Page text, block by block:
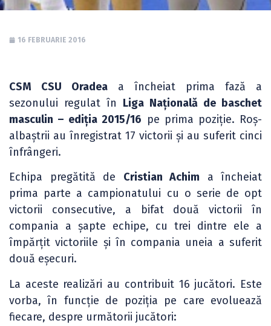
16 FEBRUARIE 2016
CSM CSU Oradea a încheiat prima fază a
sezonului regulat în Liga Națională de baschet
masculin – ediția 2015/16 pe prima poziție. Roș-
albaștrii au înregistrat 17 victorii și au suferit cinci
înfrângeri.
Echipa pregătită de Cristian Achim a încheiat
prima parte a campionatului cu o serie de opt
victorii consecutive, a bifat două victorii în
compania a șapte echipe, cu trei dintre ele a
împărțit victoriile și în compania uneia a suferit
două eșecuri.
La aceste realizări au contribuit 16 jucători. Este
vorba, în funcție de poziția pe care evoluează
fiecare, despre următorii jucători: